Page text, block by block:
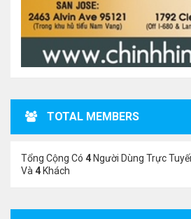
TOTAL MEMBERS
Tổng Cộng Có 4 Người Dùng Trực
Và 4 Khách